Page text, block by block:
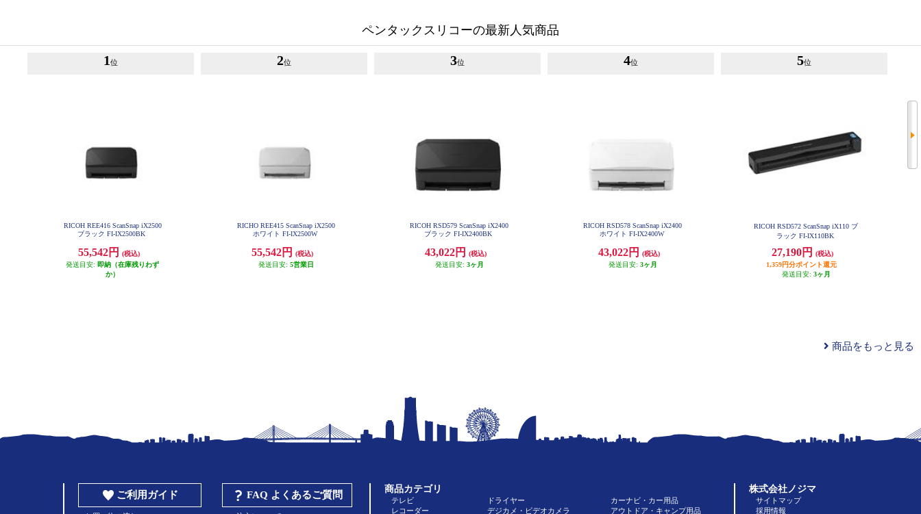
ペンタックスリコーの最新人気商品
1 位
RICOH REE416 ScanSnap iX2500
ブラック FI-IX2500BK
55,542円
(税込)
発送目安: 即納（在庫残りわず
か）
2位
RICHO REE415 ScanSnap iX2500
ホワイト FI-IX2500W
55,542円
(税込)
発送目安: 5営業日
3位
RICOH RSD579 ScanSnap iX2400
ブラック FI-IX2400BK
43,022円
(税込)
発送目安: 3ヶ月
4位
RICOH RSD578 ScanSnap iX2400
ホワイト FI-IX2400W
43,022円
(税込)
発送目安: 3ヶ月
5位
RICOH RSD572 ScanSnap iX110 ブ
ラック FI-IX110BK
27,190円
(税込)
1,359円分ポイント還元
発送目安: 3ヶ月
商品をもっと見る
ご利用ガイド FAQ よくあるご質問
商品カテゴリ
テレビ
レコーダー
ドライヤー
デジカメ・ビデオカメラ
カーナビ・カー用品
アウトドア・キャンプ用品
株式会社ノジマ
サイトマップ
採用情報